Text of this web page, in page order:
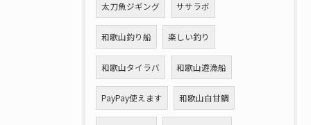
太刀魚ジギング ササラボ
和歌山釣り船 楽しい釣り
和歌山タイラバ 和歌山遊漁船
PayPay使えます 和歌山白甘鯛